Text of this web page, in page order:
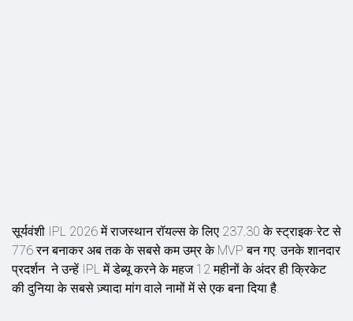
सूर्यवंशी IPL 2026 में राजस्थान रॉयल्स के लिए 237.30 के स्ट्राइक-रेट से
776 रन बनाकर अब तक के सबसे कम उम्र के MVP बन गए. उनके शानदार
प्रदर्शन ने उन्हें IPL में डेब्यू करने के महज 12 महीनों के अंदर ही क्रिकेट
की दुनिया के सबसे ज़्यादा मांग वाले नामों में से एक बना दिया है.